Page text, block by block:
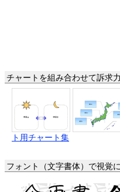
チャートを組み合わせて訴求
ト用チャート集
フォント（文字書体）で視覚